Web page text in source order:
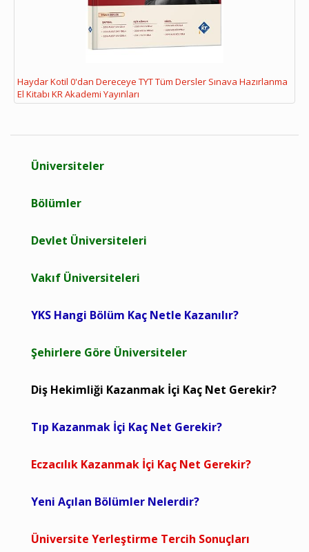
Haydar Kotil 0'dan Dereceye TYT Tüm Dersler Sınava Hazırlanma
El Kitabı KR Akademi Yayınları
Üniversiteler
Bölümler
Devlet Üniversiteleri
Vakıf Üniversiteleri
YKS Hangi Bölüm Kaç Netle Kazanılır?
Şehirlere Göre Üniversiteler
Diş Hekimliği Kazanmak İçi Kaç Net Gerekir?
Tıp Kazanmak İçi Kaç Net Gerekir?
Eczacılık Kazanmak İçi Kaç Net Gerekir?
Yeni Açılan Bölümler Nelerdir?
Üniversite Yerleştirme Tercih Sonuçları